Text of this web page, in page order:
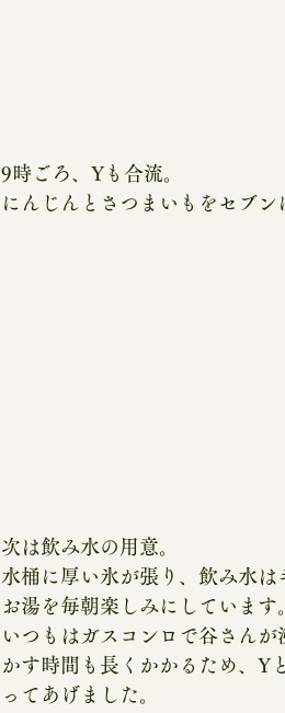
9時ごろ、Yも合流。
にんじんとさつまいもをセブン
次は飲み水の用意。
水桶に厚い氷が張り、飲み水
お湯を毎朝楽しみにしています
いつもはガスコンロで谷さん
かす時間も長くかかるため、Y
ってあげました。